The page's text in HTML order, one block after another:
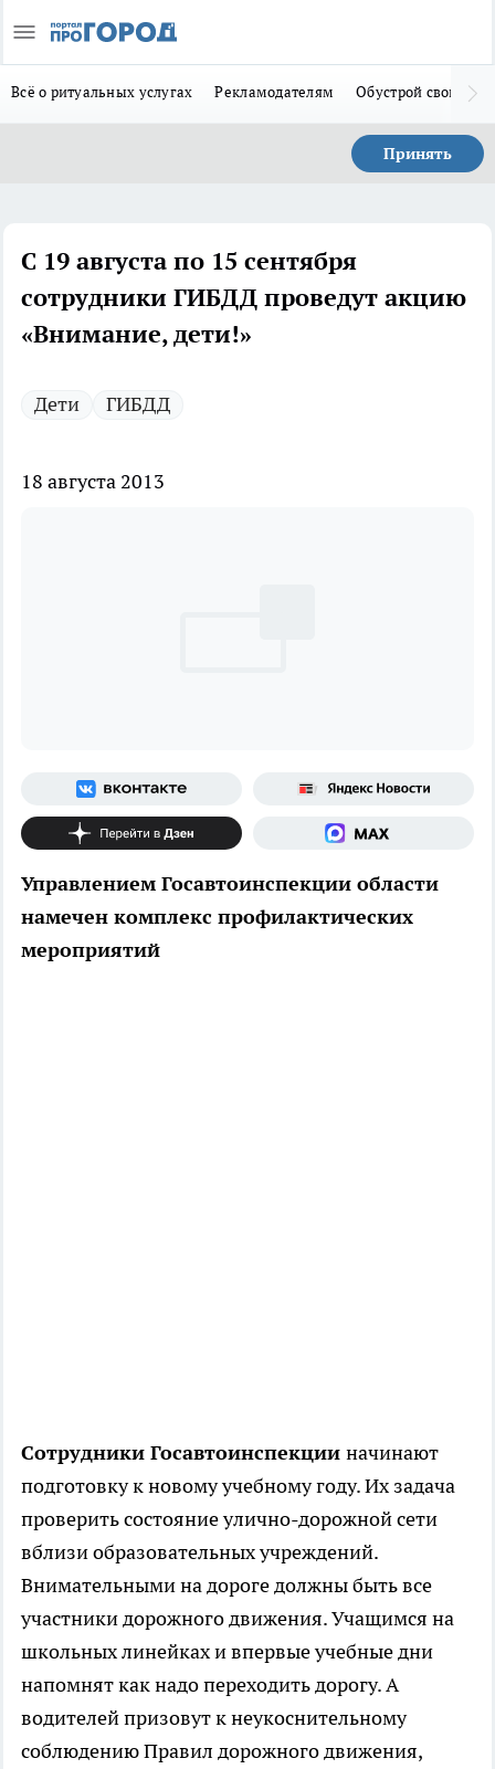
Всё о ритуальных услугах Рекламодателям Обустрой свой дом
Принять
С 19 августа по 15 сентября
сотрудники ГИБДД проведут акцию
«Внимание, дети!»
Дети ГИБДД
18 августа 2013
Управлением Госавтоинспекции области
намечен комплекс профилактических
мероприятий
Сотрудники Госавтоинспекции начинают
подготовку к новому учебному году. Их задача
проверить состояние улично-дорожной сети
вблизи образовательных учреждений.
Внимательными на дороге должны быть все
участники дорожного движения. Учащимся на
школьных линейках и впервые учебные дни
напомнят как надо переходить дорогу. А
водителей призовут к неукоснительному
соблюдению Правил дорожного движения,